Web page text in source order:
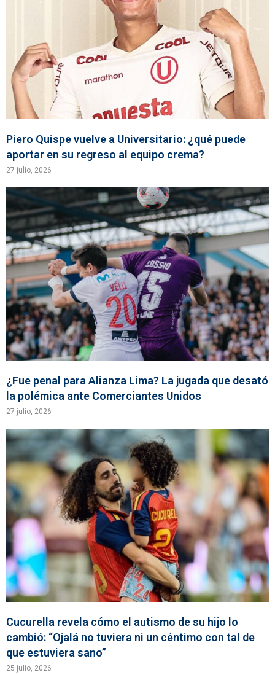
Piero Quispe vuelve a Universitario: ¿qué puede
aportar en su regreso al equipo crema?
27 julio, 2026
¿Fue penal para Alianza Lima? La jugada que desató
la polémica ante Comerciantes Unidos
27 julio, 2026
Cucurella revela cómo el autismo de su hijo lo
cambió: “Ojalá no tuviera ni un céntimo con tal de
que estuviera sano”
25 julio, 2026